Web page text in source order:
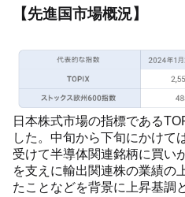
【先進国市場概況】
日本株式市場の指標である
した。中旬から下旬にかけて
受けて半導体関連銘柄に買い
を支えに輸出関連株の業績の
たことなどを背景に上昇基調